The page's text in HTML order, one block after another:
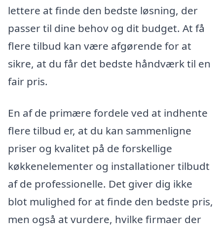
lettere at finde den bedste løsning, der
passer til dine behov og dit budget. At få
flere tilbud kan være afgørende for at
sikre, at du får det bedste håndværk til en
fair pris.
En af de primære fordele ved at indhente
flere tilbud er, at du kan sammenligne
priser og kvalitet på de forskellige
køkkenelementer og installationer tilbudt
af de professionelle. Det giver dig ikke
blot mulighed for at finde den bedste pris,
men også at vurdere, hvilke firmaer der